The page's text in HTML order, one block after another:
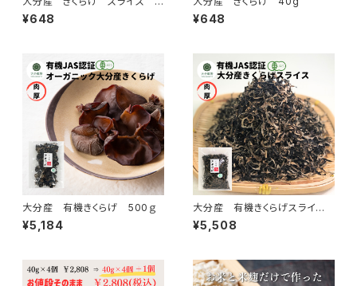
0g
¥648 ¥648
大分産 有機きくらげ 500ｇ
¥5,184
大分産 有機きくらげスライ
ス 500ｇ
¥5,508